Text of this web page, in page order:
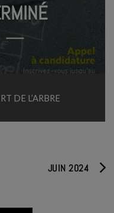
DE L’ARBRE
JUIN 2024